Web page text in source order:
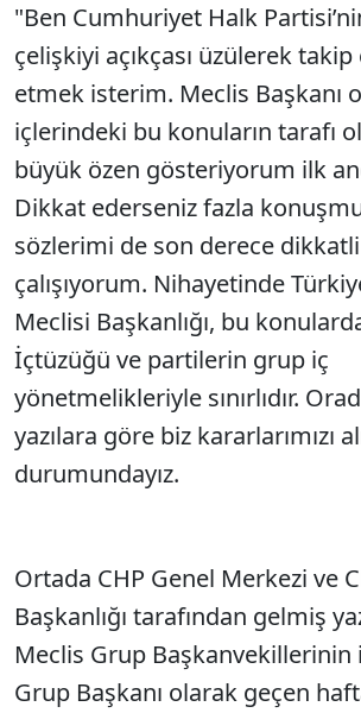
"Ben Cumhuriyet Halk
çelişkiyi açıkçası üzülerek
etmek isterim. Meclis Başkanı
içlerindeki bu konuların tarafı
büyük özen gösteriyorum ilk
Dikkat ederseniz fazla
sözlerimi de son derece
çalışıyorum. Nihayetinde
Meclisi Başkanlığı, bu
İçtüzüğü ve partilerin grup iç
yönetmelikleriyle sınırlıdır.
yazılara göre biz kararlarımızı
durumundayız.
Ortada CHP Genel Merkezi ve
Başkanlığı tarafından gelmiş
Meclis Grup Başkanvekillerinin
Grup Başkanı olarak geçen